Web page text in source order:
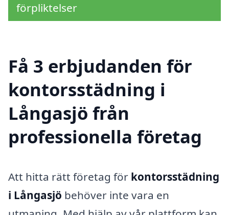
förpliktelser
Få 3 erbjudanden för
kontorsstädning i
Långasjö från
professionella företag
Att hitta rätt företag för kontorsstädning
i Långasjö behöver inte vara en